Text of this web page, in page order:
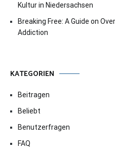
Kultur in Niedersachsen
Breaking Free: A Guide on
Addiction
KATEGORIEN
Beitragen
Beliebt
Benutzerfragen
FAQ